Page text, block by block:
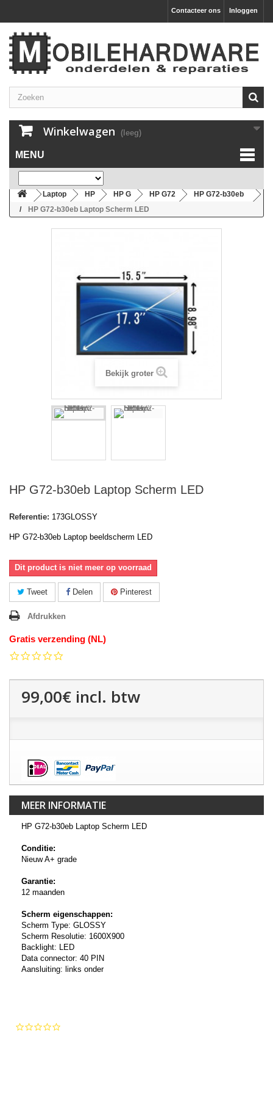
Inloggen
Contacteer ons
Winkelwagen (leeg)
MENU
Laptop HP HP G HP G72
HP G72-b30eb
HP G72-b30eb Laptop Scherm LED
Bekijk groter
HP G72-b30eb Laptop Scherm LED
Referentie: 173GLOSSY
HP G72-b30eb Laptop beeldscherm LED
Dit product is niet meer op voorraad
Tweet Delen Pinterest
Afdrukken
Gratis verzending (NL)
99,00€ incl. btw
MEER INFORMATIE
HP G72-b30eb Laptop Scherm LED
Conditie:
Nieuw A+ grade
Garantie:
12 maanden
Scherm eigenschappen:
Scherm Type: GLOSSY
Scherm Resolutie: 1600X900
Backlight: LED
Data connector: 40 PIN
Aansluiting: links onder